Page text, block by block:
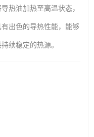
热油加热至高温状态，
出色的导热性能，能够
续稳定的热源。